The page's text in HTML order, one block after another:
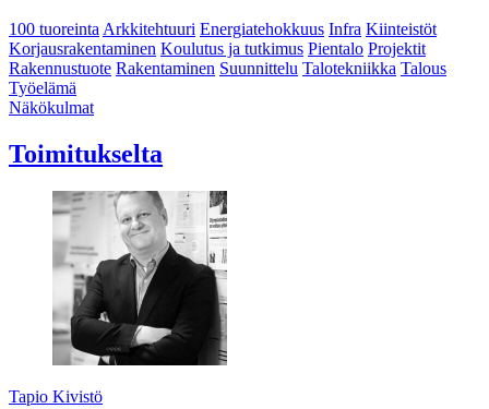
100 tuoreintaArkkitehtuuri Energiatehokkuus Infra Kiinteistöt
Korjausrakentaminen Koulutus ja tutkimus Pientalo Projektit
Rakennustuote Rakentaminen Suunnittelu Talotekniikka Talous
Työelämä
Näkökulmat
Toimitukselta
Tapio Kivistö